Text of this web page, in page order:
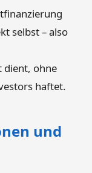
selbst – also
dient, ohne
haftet.
und